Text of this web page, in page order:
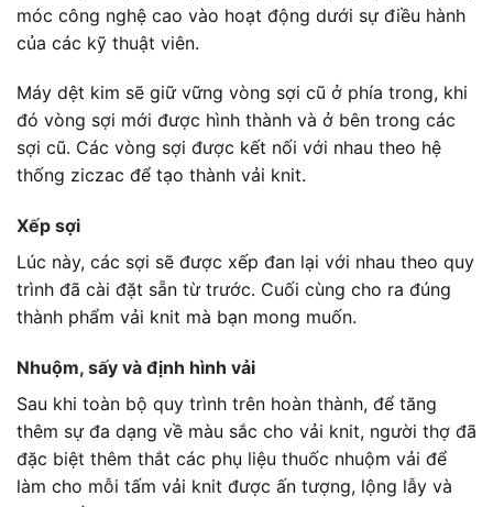
móc công nghệ cao vào hoạt động dưới sự điều hành
của các kỹ thuật viên.
Máy dệt kim sẽ giữ vững vòng sợi cũ ở phía trong, khi
đó vòng sợi mới được hình thành và ở bên trong các
sợi cũ. Các vòng sợi được kết nối với nhau theo hệ
thống ziczac để tạo thành vải knit.
Xếp sợi
Lúc này, các sợi sẽ được xếp đan lại với nhau theo quy
trình đã cài đặt sẵn từ trước. Cuối cùng cho ra đúng
thành phẩm vải knit mà bạn mong muốn.
Nhuộm, sấy và định hình vải
Sau khi toàn bộ quy trình trên hoàn thành, để tăng
thêm sự đa dạng về màu sắc cho vải knit, người thợ đã
đặc biệt thêm thắt các phụ liệu thuốc nhuộm vải để
làm cho mỗi tấm vải knit được ấn tượng, lộng lẫy và